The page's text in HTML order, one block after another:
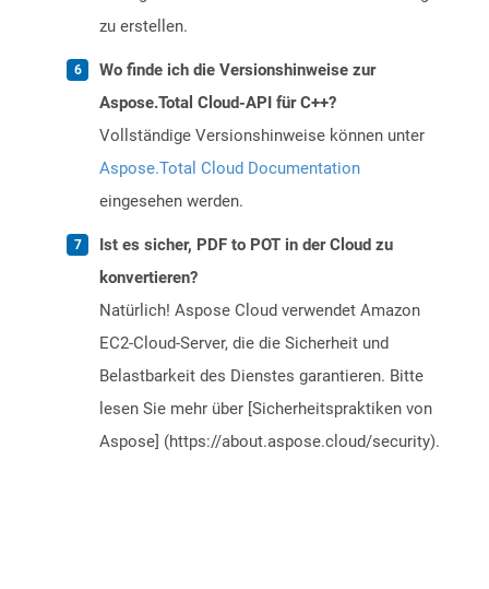
zu erstellen.
Wo finde ich die Versionshinweise zur
Aspose.Total Cloud-API für C++?
Vollständige Versionshinweise können unter
Aspose.Total Cloud Documentation
eingesehen werden.
Ist es sicher, PDF to POT in der Cloud zu
konvertieren?
Natürlich! Aspose Cloud verwendet Amazon
EC2-Cloud-Server, die die Sicherheit und
Belastbarkeit des Dienstes garantieren. Bitte
lesen Sie mehr über [Sicherheitspraktiken von
Aspose] (https://about.aspose.cloud/security).